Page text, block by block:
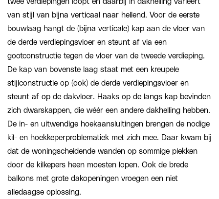
van stijl van bijna verticaal naar hellend. Voor de eerste
bouwlaag hangt de (bijna verticale) kap aan de vloer van
de derde verdiepingsvloer en steunt af via een
gootconstructie tegen de vloer van de tweede verdieping.
De kap van bovenste laag staat met een kreupele
stijlconstructie op (ook) de derde verdiepingsvloer en
steunt af op de dakvloer. Haaks op de langs kap bevinden
zich dwarskappen, die wéér een andere dakhelling hebben.
De in- en uitwendige hoekaansluitingen brengen de nodige
kil- en hoekkeperproblematiek met zich mee. Daar kwam bij
dat de woningscheidende wanden op sommige plekken
door de kilkepers heen moesten lopen. Ook de brede
balkons met grote dakopeningen vroegen een niet
alledaagse oplossing.